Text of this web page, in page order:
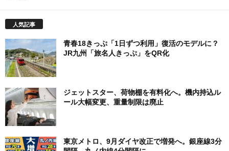
人気記事
青春18きっぷ「1日ずつ利用」復活のモデルに？
JR九州「旅名人きっぷ」をQR化
ジェットスター、荷物棚を有料化へ。機内持込ル
ール大幅変更、重量制限は廃止
東京メトロ、9月ダイヤ改正で増発へ。銀座線3分